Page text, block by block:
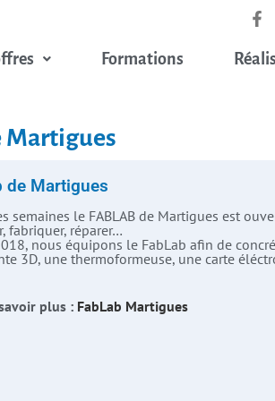
Formations
Martigues
de Martigues
semaines le FABLAB de Martigues est
fabriquer, réparer…
nous équipons le FabLab afin de
3D, une thermoformeuse, une carte
plus : FabLab Martigues